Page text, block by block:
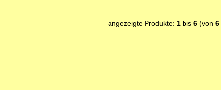
angezeigte Produkte: 1bis 6(von 6